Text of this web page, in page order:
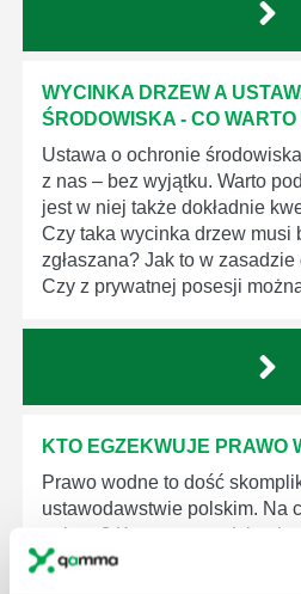
WYCINKA DRZEW A
ŚRODOWISKA - CO
Ustawa o ochronie
z nas – bez wyjątku. Warto
jest w niej także dokładnie
Czy taka wycinka drzew musi
zgłaszana? Jak to w
Czy z prywatnej posesji
KTO EGZEKWUJE PRAWO
Prawo wodne to dość
ustawodawstwie polskim. Na
polega? Kogo w zasadzie
egzekwowanie prawa